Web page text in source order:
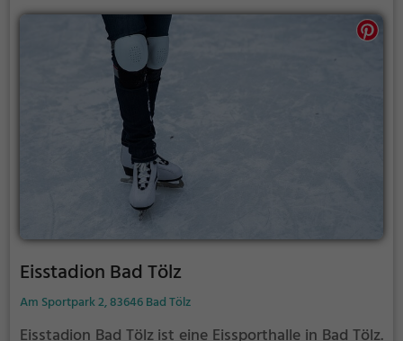
Eisstadion Bad Tölz
Am Sportpark 2, 83646 Bad Tölz
Eisstadion Bad Tölz ist eine Eissporthalle in Bad Tölz.